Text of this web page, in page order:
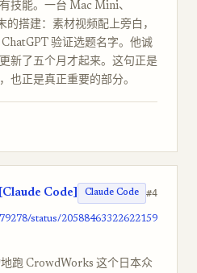
技能。一台 Mac Mini、
的搭建：素材视频配上旁白，
验证选题名字。他诚
新了五个月才起来。这句正是
也正是真正重要的部分。
Code] Claude Code #4
status/20588463322622159
跑 CrowdWorks 这个日本众